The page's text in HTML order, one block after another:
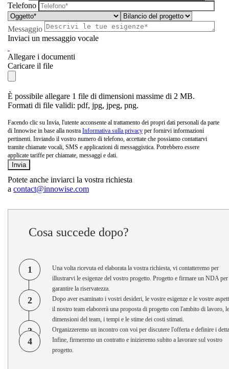
Telefono
Messaggio
Inviaci un messaggio vocale
Allegare i documenti
Caricare il file
È possibile allegare 1 file di dimensioni massime di 2 MB.
Formati di file validi: pdf, jpg, jpeg, png.
Facendo clic su Invia, l'utente acconsente al trattamento dei propri dati personali da parte
di Innowise in base alla nostra Informativa sulla privacy per fornirvi informazioni
pertinenti. Inviando il vostro numero di telefono, accettate che possiamo contattarvi
tramite chiamate vocali, SMS e applicazioni di messaggistica. Potrebbero essere
applicate tariffe per chiamate, messaggi e dati.
Potete anche inviarci la vostra richiesta
a contact@innowise.com
Cosa succede dopo?
1
Una volta ricevuta ed elaborata la vostra richiesta, vi contatteremo per
illustrarvi le esigenze del vostro progetto. Progetto e firmare un NDA per
garantire la riservatezza.
2
Dopo aver esaminato i vostri desideri, le vostre esigenze e le vostre
il nostro team elaborerà una proposta di progetto con l'ambito di lavoro, le
dimensioni del team, i tempi e le stime dei costi stimati.
3 Organizzeremo un incontro con voi per discutere l'offerta e definire i
4
Infine, firmeremo un contratto e inizieremo subito a lavorare sul vostro
progetto.